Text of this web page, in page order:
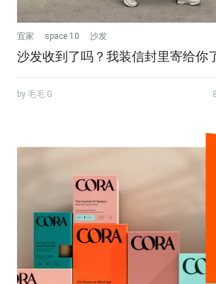
宜家 space 10 沙发
沙发收到了吗？我装信封里寄给你
by 毛毛.G